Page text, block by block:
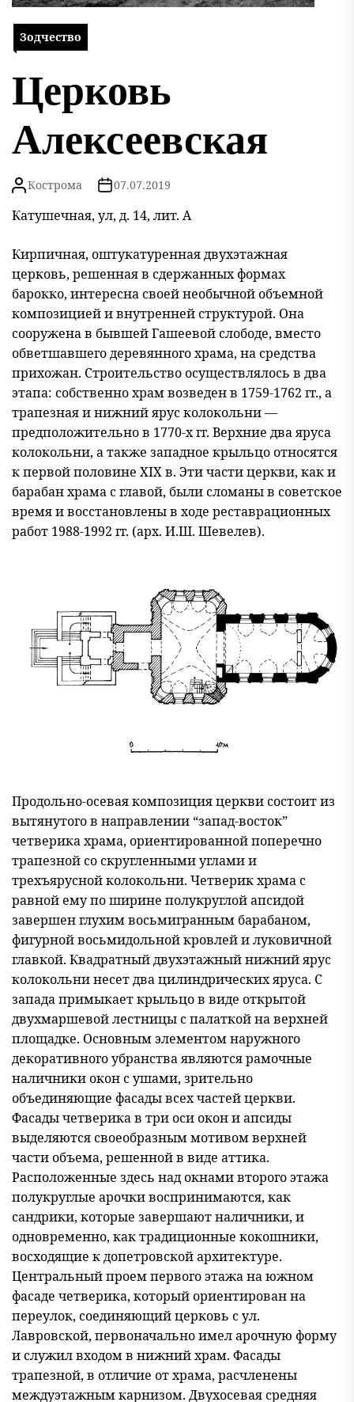
Зодчество
Церковь
Алексеевская
Кострома 07.07.2019
Катушечная, ул, д. 14, лит. А
Кирпичная, оштукатуренная двухэтажная
церковь, решенная в сдержанных формах
барокко, интересна своей необычной объемной
композицией и внутренней структурой. Она
сооружена в бывшей Гашеевой слободе, вместо
обветшавшего деревянного храма, на средства
прихожан. Строительство осуществлялось в два
этапа: собственно храм возведен в 1759-1762 гг., а
трапезная и нижний ярус колокольни —
предположительно в 1770-х гг. Верхние два яруса
колокольни, а также западное крыльцо относятся
к первой половине XIX в. Эти части церкви, как и
барабан храма с главой, были сломаны в советское
время и восстановлены в ходе реставрационных
работ 1988-1992 гг. (арх. И.Ш. Шевелев).
Продольно-осевая композиция церкви состоит из
вытянутого в направлении “запад-восток”
четверика храма, ориентированной поперечно
трапезной со скругленными углами и
трехъярусной колокольни. Четверик храма с
равной ему по ширине полукруглой апсидой
завершен глухим восьмигранным барабаном,
фигурной восьмидольной кровлей и луковичной
главкой. Квадратный двухэтажный нижний ярус
колокольни несет два цилиндрических яруса. С
запада примыкает крыльцо в виде открытой
двухмаршевой лестницы с палаткой на верхней
площадке. Основным элементом наружного
декоративного убранства являются рамочные
наличники окон с ушами, зрительно
объединяющие фасады всех частей церкви.
Фасады четверика в три оси окон и апсиды
выделяются своеобразным мотивом верхней
части объема, решенной в виде аттика.
Расположенные здесь над окнами второго этажа
полукруглые арочки воспринимаются, как
сандрики, которые завершают наличники, и
одновременно, как традиционные кокошники,
восходящие к допетровской архитектуре.
Центральный проем первого этажа на южном
фасаде четверика, который ориентирован на
переулок, соединяющий церковь с ул.
Лавровской, первоначально имел арочную форму
и служил входом в нижний храм. Фасады
трапезной, в отличие от храма, расчленены
междуэтажным карнизом. Двухосевая средняя